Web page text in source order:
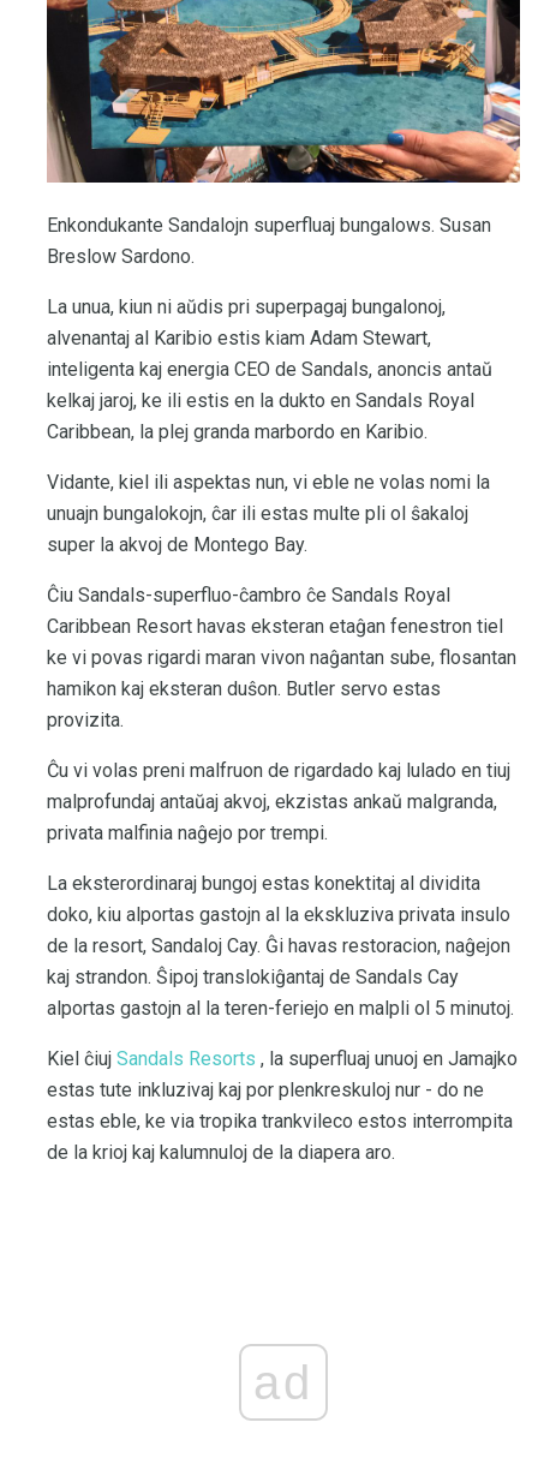
Enkondukante Sandalojn superfluaj bungalows. Susan
Breslow Sardono.
La unua, kiun ni aŭdis pri superpagaj bungalonoj,
alvenantaj al Karibio estis kiam Adam Stewart,
inteligenta kaj energia CEO de Sandals, anoncis antaŭ
kelkaj jaroj, ke ili estis en la dukto en Sandals Royal
Caribbean, la plej granda marbordo en Karibio.
Vidante, kiel ili aspektas nun, vi eble ne volas nomi la
unuajn bungalokojn, ĉar ili estas multe pli ol ŝakaloj
super la akvoj de Montego Bay.
Ĉiu Sandals-superfluo-ĉambro ĉe Sandals Royal
Caribbean Resort havas eksteran etaĝan fenestron tiel
ke vi povas rigardi maran vivon naĝantan sube, flosantan
hamikon kaj eksteran duŝon. Butler servo estas
provizita.
Ĉu vi volas preni malfruon de rigardado kaj lulado en tiuj
malprofundaj antaŭaj akvoj, ekzistas ankaŭ malgranda,
privata malfinia naĝejo por trempi.
La eksterordinaraj bungoj estas konektitaj al dividita
doko, kiu alportas gastojn al la ekskluziva privata insulo
de la resort, Sandaloj Cay. Ĝi havas restoracion, naĝejon
kaj strandon. Ŝipoj translokiĝantaj de Sandals Cay
alportas gastojn al la teren-feriejo en malpli ol 5 minutoj.
Kiel ĉiuj Sandals Resorts , la superfluaj unuoj en Jamajko
estas tute inkluzivaj kaj por plenkreskuloj nur - do ne
estas eble, ke via tropika trankvileco estos interrompita
de la krioj kaj kalumnuloj de la diapera aro.
ad